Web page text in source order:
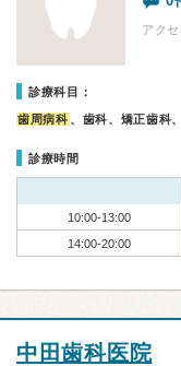
アク
診療科目：
歯周病科 、歯科、矯正歯科
診療時間
10:00-13:00
14:00-20:00
中田歯科医院